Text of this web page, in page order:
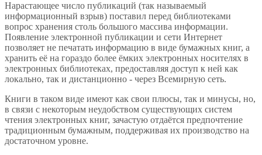
Нарастающее число публикаций (так называемый
информационный взрыв) поставил перед библиотеками
вопрос хранения столь большого массива информации.
Появление электронной публикации и сети Интернет
позволяет не печатать информацию в виде бумажных книг, а
хранить её на гораздо более ёмких электронных носителях в
электронных библиотеках, предоставляя доступ к ней как
локально, так и дистанционно - через Всемирную сеть.
Книги в таком виде имеют как свои плюсы, так и минусы, но,
в связи с некоторым неудобством существующих систем
чтения электронных книг, зачастую отдаётся предпочтение
традиционным бумажным, поддерживая их производство на
достаточном уровне.